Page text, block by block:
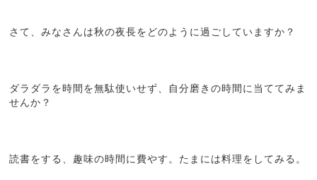
さて、みなさんは秋の夜長をどのように過ごしていますか？
ダラダラを時間を無駄使いせず、自分磨きの時間に当ててみま
せんか？
読書をする、趣味の時間に費やす。たまには料理をしてみる。